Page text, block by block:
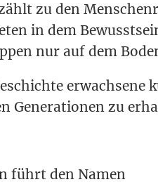
zu den
in dem
nur auf dem
Gene­ra­tio­nen zu
führt den Namen